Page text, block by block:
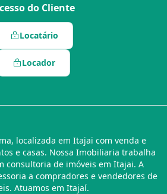
do Cliente
Locatário
Locador
localizada em Itajai com venda e
e casas. Nossa Imobiliaria trabalha
consultoria de imóveis em Itajai. A
a compradores e vendedores de
Atuamos em Itajaí.